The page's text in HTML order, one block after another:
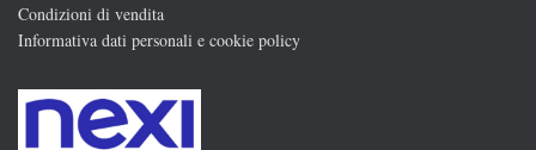
Condizioni di vendita
Informativa dati personali e cookie policy